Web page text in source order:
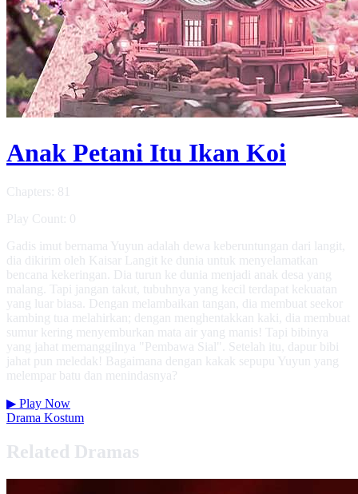
Anak Petani Itu Ikan Koi
Chapters: 81
Play Count: 0
Gadis imut bernama Yuyun adalah dewa keberuntungan dari langit,
dia dikirim oleh Kaisar Langit ke dunia untuk menyelamatkan
bencana kekeringan. Dia turun ke dunia menjadi anak desa yang
malang. Tapi jangan takut, tubuhnya yang kecil terdapat kekuatan
yang luar biasa. Dengan melambaikan tangan, dia membuat seekor
kambing tua melahirkan; dengan menghentakkan kaki, dia membuat
sumur kering menyemburkan mata air yang manis! Tapi bibinya
yang jahat memanggilnya "Pembawa Sial". Setelah itu, dapur bibi
jahat pun meledak! Bagaimana dengan kakak sepupu Yuyun yang
melempar batu dan menindasnya?
▶ Play Now
Drama Kostum
Related Dramas